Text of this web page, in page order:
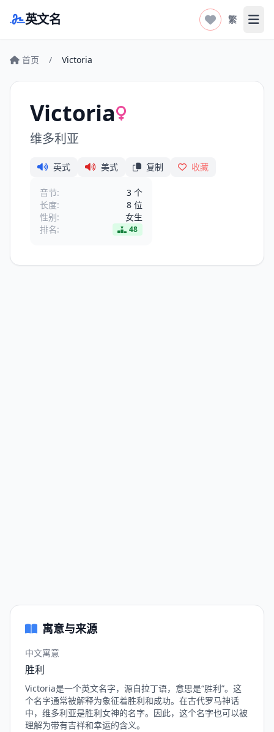
英文名 繁 打
首页 / Victoria
Victoria
维多利亚
英式 美式 复制 收藏
音节:
3 个
长度:
8 位
性别:
女生
排名:
48
寓意与来源
中文寓意
胜利
Victoria是一个英文名字，源自拉丁语，意思是“胜利”。这
个名字通常被解释为象征着胜利和成功。在古代罗马神话
中，维多利亚是胜利女神的名字。因此，这个名字也可以被
理解为带有吉祥和幸运的含义。